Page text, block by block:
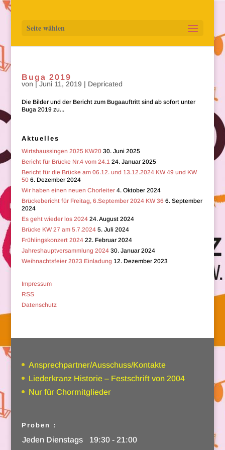
Seite wählen
Buga 2019
von |Juni 11, 2019 | Depricated
Die Bilder und der Bericht zum Bugaauftritt sind ab sofort unter
Buga 2019 zu...
Aktuelles
Wirtshaussingen 2025 KW20 30. Juni 2025
Bericht für Brücke Nr.4 vom 24.1 24. Januar 2025
Bericht für die Brücke am 06.12. und 13.12.2024 KW 49 und KW
50 6. Dezember 2024
Wir haben einen neuen Chorleiter 4. Oktober 2024
Brückebericht für Freitag, 6.September 2024 KW 36 6. September
2024
Es geht wieder los 2024 24. August 2024
Brücke KW 27 am 5.7.2024 5. Juli 2024
Frühlingskonzert 2024 22. Februar 2024
Jahreshauptversammlung 2024 30. Januar 2024
Weihnachtsfeier 2023 Einladung 12. Dezember 2023
Impressum
RSS
Datenschutz
Ansprechpartner/Ausschuss/Kontakte
Liederkranz Historie – Festschrift von 2004
Nur für Chormitglieder
Proben :
Jeden Dienstags 19:30 - 21:00